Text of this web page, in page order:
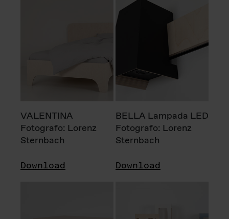
VALENTINA
Fotografo: Lorenz
Sternbach
Download
BELLA Lampada LED
Fotografo: Lorenz
Sternbach
Download